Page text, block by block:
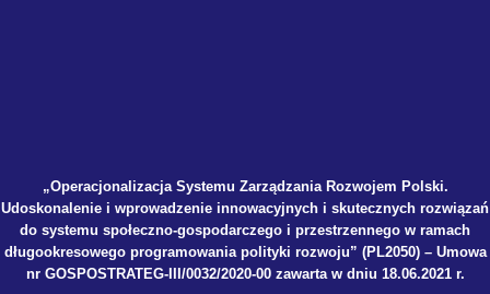
„Operacjonalizacja Systemu Zarządzania Rozwojem Polski.
Udoskonalenie i wprowadzenie innowacyjnych i skutecznych rozwiązań
do systemu społeczno-gospodarczego i przestrzennego w ramach
długookresowego programowania polityki rozwoju” (PL2050) – Umowa
nr GOSPOSTRATEG-III/0032/2020-00 zawarta w dniu 18.06.2021 r.